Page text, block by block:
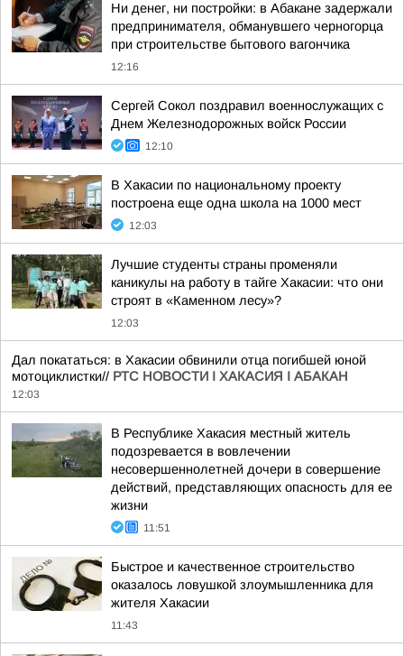
Ни денег, ни постройки: в Абакане задержали
предпринимателя, обманувшего черногорца
при строительстве бытового вагончика
12:16
Сергей Сокол поздравил военнослужащих с
Днем Железнодорожных войск России
12:10
В Хакасии по национальному проекту
построена еще одна школа на 1000 мест
12:03
Лучшие студенты страны променяли
каникулы на работу в тайге Хакасии: что они
строят в «Каменном лесу»?
12:03
Дал покататься: в Хакасии обвинили отца погибшей юной
мотоциклистки// РТС НОВОСТИ I ХАКАСИЯ I АБАКАН
12:03
В Республике Хакасия местный житель
подозревается в вовлечении
несовершеннолетней дочери в совершение
действий, представляющих опасность для ее
жизни
11:51
Быстрое и качественное строительство
оказалось ловушкой злоумышленника для
жителя Хакасии
11:43